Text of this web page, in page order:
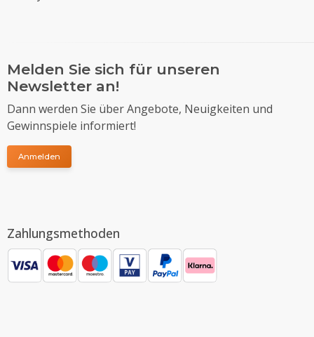
Melden Sie sich für unseren
Newsletter an!
Dann werden Sie über Angebote, Neuigkeiten und
Gewinnspiele informiert!
Anmelden
Zahlungsmethoden